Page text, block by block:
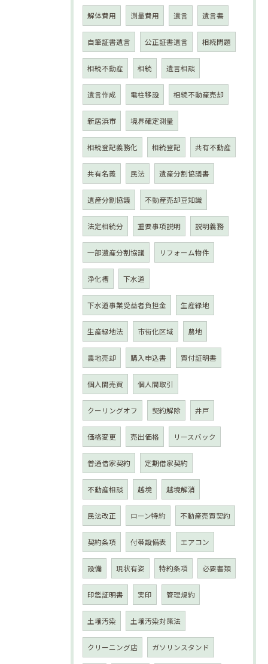
解体費用 測量費用 遺言 遺言書
自筆証書遺言 公正証書遺言 相続問題
相続不動産 相続 遺言相談
遺言作成 電柱移設 相続不動産売却
新居浜市 境界確定測量
相続登記義務化 相続登記 共有不動産
共有名義 民法 遺産分割協議書
遺産分割協議 不動産売却豆知識
法定相続分 重要事項説明 説明義務
一部遺産分割協議 リフォーム物件
浄化槽 下水道
下水道事業受益者負担金 生産緑地
生産緑地法 市街化区域 農地
農地売却 購入申込書 買付証明書
個人間売買 個人間取引
クーリングオフ 契約解除 井戸
価格変更 売出価格 リースバック
普通借家契約 定期借家契約
不動産相談 越境 越境解消
民法改正 ローン特約 不動産売買契約
契約条項 付帯設備表 エアコン
設備 現状有姿 特約条項 必要書類
印鑑証明書 実印 管理規約
土壌汚染 土壌汚染対策法
クリーニング店 ガソリンスタンド